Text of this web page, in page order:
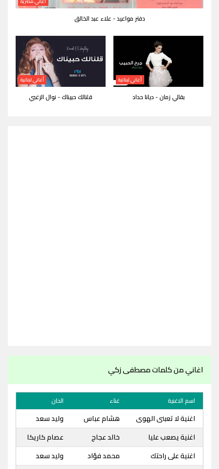
دفتر مواعيد - علاء عبد الخالق
أغاني لبنانية
بقالي زمان - ديانا حداد
أغاني لبنانية
قلنالك حبيناك - نوال الزغبي
اغاني من كلمات مصطفى زكي
اسم الاغنية غناء الحان
اغنية لا تعبنى الهوى هشام عباس
وليد سعد
اغنية يصعب عليا
خالد عجاج
عصام كاريكا
اغنية على راحتك
محمد فؤاد
وليد سعد